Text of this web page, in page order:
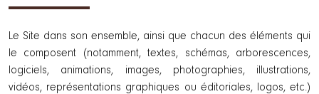
Le Site dans son ensemble, ainsi que chacun des éléments qui
le composent (notamment, textes, schémas, arborescences,
logiciels, animations, images, photographies, illustrations,
vidéos, représentations graphiques ou éditoriales, logos, etc.)